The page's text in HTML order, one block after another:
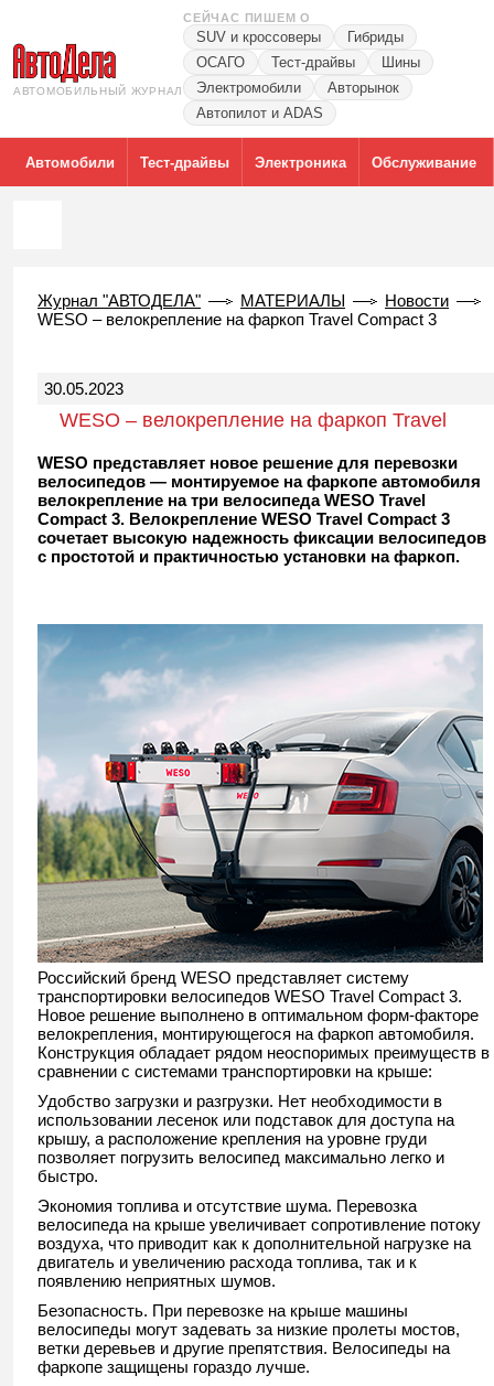
АВТОМОБИЛЬНЫЙ ЖУРНАЛ
СЕЙЧАС ПИШЕМ О
SUV и кроссоверы
Гибриды
ОСАГО
Тест-драйвы
Шины
Электромобили
Авторынок
Автопилот и ADAS
Автомобили Тест-драйвы Электроника Обслуживание
Журнал "АВТОДЕЛА" МАТЕРИАЛЫ
Новости
WESO – велокрепление на фаркоп Travel Compact 3
30.05.2023
WESO – велокрепление на фаркоп Travel
Compact 3
WESO представляет новое решение для перевозки
велосипедов — монтируемое на фаркопе автомобиля
велокрепление на три велосипеда WESO Travel
Compact 3. Велокрепление WESO Travel Compact 3
сочетает высокую надежность фиксации велосипедов
с простотой и практичностью установки на фаркоп.
Российский бренд WESO представляет систему
транспортировки велосипедов WESO Travel Compact 3.
Новое решение выполнено в оптимальном форм-факторе
велокрепления, монтирующегося на фаркоп автомобиля.
Конструкция обладает рядом неоспоримых преимуществ в
сравнении с системами транспортировки на крыше:
Удобство загрузки и разгрузки. Нет необходимости в
использовании лесенок или подставок для доступа на
крышу, а расположение крепления на уровне груди
позволяет погрузить велосипед максимально легко и
быстро.
Экономия топлива и отсутствие шума. Перевозка
велосипеда на крыше увеличивает сопротивление потоку
воздуха, что приводит как к дополнительной нагрузке на
двигатель и увеличению расхода топлива, так и к
появлению неприятных шумов.
Безопасность. При перевозке на крыше машины
велосипеды могут задевать за низкие пролеты мостов,
ветки деревьев и другие препятствия. Велосипеды на
фаркопе защищены гораздо лучше.